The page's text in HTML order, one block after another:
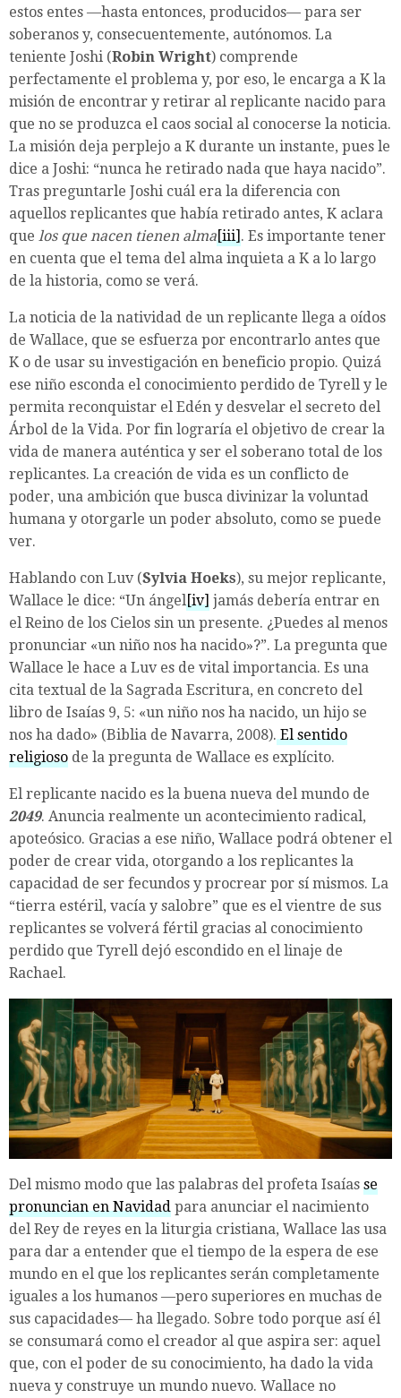
estos entes —hasta entonces, producidos— para ser
soberanos y, consecuentemente, autónomos. La
teniente Joshi (Robin Wright) comprende
perfectamente el problema y, por eso, le encarga a K la
misión de encontrar y retirar al replicante nacido para
que no se produzca el caos social al conocerse la noticia.
La misión deja perplejo a K durante un instante, pues le
dice a Joshi: “nunca he retirado nada que haya nacido”.
Tras preguntarle Joshi cuál era la diferencia con
aquellos replicantes que había retirado antes, K aclara
que los que nacen tienen alma[iii] . Es importante tener
en cuenta que el tema del alma inquieta a K a lo largo
de la historia, como se verá.
La noticia de la natividad de un replicante llega a oídos
de Wallace, que se esfuerza por encontrarlo antes que
K o de usar su investigación en beneficio propio. Quizá
ese niño esconda el conocimiento perdido de Tyrell y le
permita reconquistar el Edén y desvelar el secreto del
Árbol de la Vida. Por fin lograría el objetivo de crear la
vida de manera auténtica y ser el soberano total de los
replicantes. La creación de vida es un conflicto de
poder, una ambición que busca divinizar la voluntad
humana y otorgarle un poder absoluto, como se puede
ver.
Hablando con Luv (Sylvia Hoeks), su mejor replicante,
Wallace le dice: “Un ángel [iv] jamás debería entrar en
el Reino de los Cielos sin un presente. ¿Puedes al menos
pronunciar «un niño nos ha nacido»?”. La pregunta que
Wallace le hace a Luv es de vital importancia. Es una
cita textual de la Sagrada Escritura, en concreto del
libro de Isaías 9, 5: «un niño nos ha nacido, un hijo se
nos ha dado» (Biblia de Navarra, 2008). El sentido
religioso de la pregunta de Wallace es explícito.
El replicante nacido es la buena nueva del mundo de
2049. Anuncia realmente un acontecimiento radical,
apoteósico. Gracias a ese niño, Wallace podrá obtener el
poder de crear vida, otorgando a los replicantes la
capacidad de ser fecundos y procrear por sí mismos. La
“tierra estéril, vacía y salobre” que es el vientre de sus
replicantes se volverá fértil gracias al conocimiento
perdido que Tyrell dejó escondido en el linaje de
Rachael.
Del mismo modo que las palabras del profeta Isaías se
pronuncian en Navidad para anunciar el nacimiento
del Rey de reyes en la liturgia cristiana, Wallace las usa
para dar a entender que el tiempo de la espera de ese
mundo en el que los replicantes serán completamente
iguales a los humanos —pero superiores en muchas de
sus capacidades— ha llegado. Sobre todo porque así él
se consumará como el creador al que aspira ser: aquel
que, con el poder de su conocimiento, ha dado la vida
nueva y construye un mundo nuevo. Wallace no